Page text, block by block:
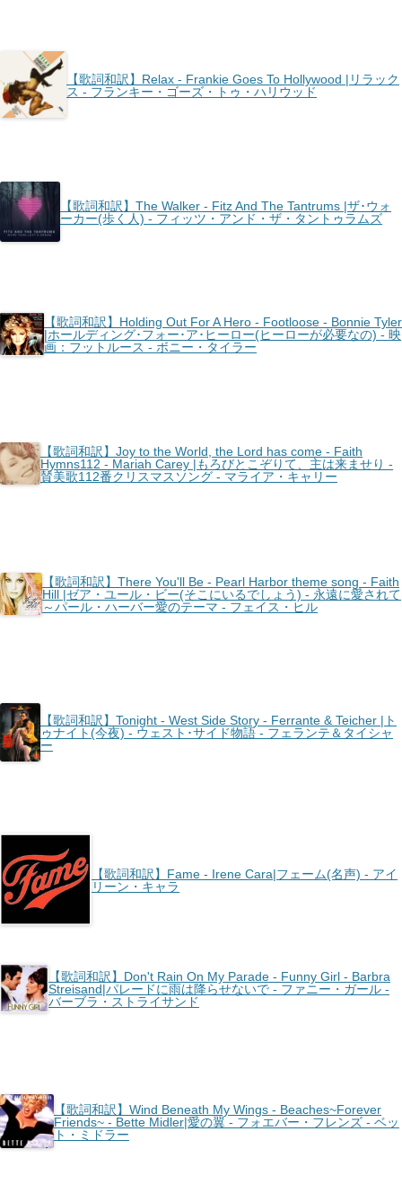
【歌詞和訳】Relax - Frankie Goes To Hollywood |リラック
ス - フランキー・ゴーズ・トゥ・ハリウッド
【歌詞和訳】The Walker - Fitz And The Tantrums |ザ･ウォ
ーカー(歩く人) - フィッツ・アンド・ザ・タントゥラムズ
【歌詞和訳】Holding Out For A Hero - Footloose - Bonnie Tyler
|ホールディング･フォー･ア･ヒーロー(ヒーローが必要なの) - 映
画：フットルース - ボニー・タイラー
【歌詞和訳】Joy to the World, the Lord has come - Faith
Hymns112 - Mariah Carey |もろびとこぞりて、主は来ませり -
賛美歌112番クリスマスソング - マライア・キャリー
【歌詞和訳】There You'll Be - Pearl Harbor theme song - Faith
Hill |ゼア・ユール・ビー(そこにいるでしょう) - 永遠に愛されて
～パール・ハーバー愛のテーマ - フェイス・ヒル
【歌詞和訳】Tonight - West Side Story - Ferrante & Teicher |ト
ゥナイト(今夜) - ウェスト･サイド物語 - フェランテ＆タイシャ
ー
【歌詞和訳】Fame - Irene Cara|フェーム(名声) - アイ
リーン・キャラ
【歌詞和訳】Don't Rain On My Parade - Funny Girl - Barbra
Streisand|パレードに雨は降らせないで - ファニー・ガール -
バーブラ・ストライサンド
【歌詞和訳】Wind Beneath My Wings - Beaches~Forever
Friends~ - Bette Midler|愛の翼 - フォエバー・フレンズ - ベッ
ト・ミドラー